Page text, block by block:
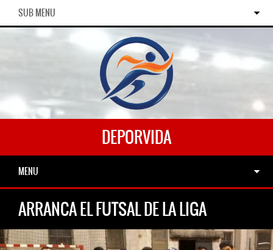
SUB MENU
DEPORVIDA
MENU
ARRANCA EL FUTSAL DE LA LIGA